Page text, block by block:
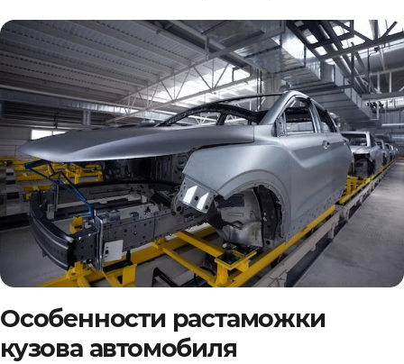
Особенности растаможки
кузова автомобиля